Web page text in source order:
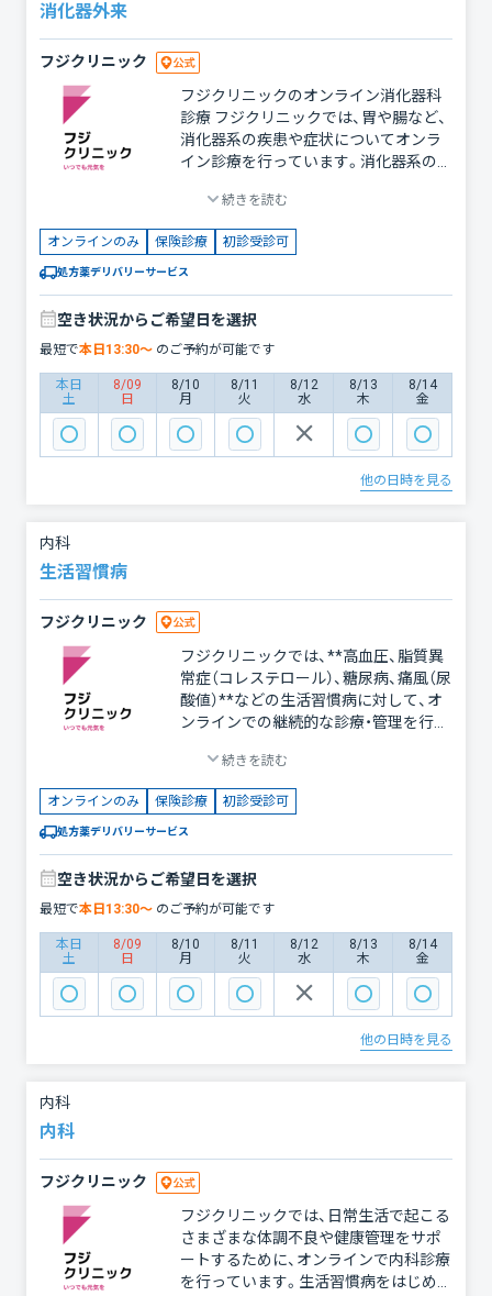
るアドバイスも提供します。 循環器系
の健康を守るために 循環器疾患は、早
期の対応がその後の健康状態に大きく
影響します。フジクリニックのオンライ
ン循環器内科診療を活用し、健康管理を
始めてみませんか？ 体調に少しでも不
安がある方は、ぜひお気軽にご相談くだ
さい。フジクリニックが、あなたの健康
では診療費以外の費用はかかりません。
消化器外来
フジクリニック
フジクリニックのオンライン消化器科
診療 フジクリニックでは、胃や腸など、
消化器系の疾患や症状についてオンラ
イン診療を行っています。消化器系の不
め、早めの診療が重要です。当院では症
状の緩和や改善をサポートいたします。
対応可能な症状・疾患 ・胃や腸のトラブ
ル 胃の痛みや胸やけ（逆流性食道炎） げ
っぷ、胃もたれ 下痢、便秘、腹部膨満感 ・
急性・慢性疾患 急性胃腸炎 過敏性腸症
気、嘔吐 フジクリニックの特長 ・症状を
丁寧にお伺いし、消化器疾患に特化した
治療や生活指導を行います。必要に応じ
て、専門的な検査や対面診療を推奨しま
す。 ・保険適用で安心 診療は健康保険が
適用されますので、費用面でも安心して
ご利用いただけます。 ・オンラインで便
のアドバイスも充実 消化器系の不調に
は、生活習慣の見直しが重要です。食事
やストレス管理に関する具体的なアド
バイスも行っています。 消化器系の症
状は早めの診療を 消化器系の不調は放
置すると悪化する可能性があります。少
しでも気になる症状があれば、フジクリ
ニックのオンライン消化器科診療をご
サポートいたします。お気軽にご相談く
続きを読む
オンラインのみ 保険診療 初診受診可
処方薬デリバリーサービス
空き状況からご希望日を選択
最短で本日13:30〜 のご予約が可能です
本日
土
8/09
日
8/10
月
8/11
火
8/12
水
8/13
木
8/14
金
他の日時を見る
内科
生活習慣病
フジクリニック
フジクリニックでは、**高血圧、脂質異
常症（コレステロール）、糖尿病、痛風（尿
酸値）**などの生活習慣病に対して、オ
ンラインでの継続的な診療・管理を行っ
ルの中で、生活習慣病の早期発見と継続
的な治療は、将来の重大な疾患（心筋梗
塞・脳梗塞など）を予防するために非常
に重要です。当院では、患者様一人ひと
りの状態に合わせた丁寧な対応を心が
けており、ご自宅にいながら安心してご
症：血圧のコントロールと薬の調整 脂質
異常症：LDLコレステロール、中性脂肪な
どの管理 糖尿病：HbA1cや血糖値のモニ
タリングと治療方針の相談 痛風／高尿
酸血症：尿酸値のコントロールと予防指
フォロー 定期的な経過観察やお薬の
お急ぎの場合も他の診療枠をご案内で
きるので、安心してご相談いただけま
す。 このような方におすすめです： 健診
で異常を指摘されたが、どこに相談すれ
ばいいか迷っている 忙しくて病院に通
う時間が取れない 自宅で継続的に数値
続きを読む
オンラインのみ 保険診療 初診受診可
処方薬デリバリーサービス
空き状況からご希望日を選択
最短で本日 13:30〜 のご予約が可能です
本日
土
8/09
日
8/10
月
8/11
火
8/12
水
8/13
木
8/14
金
他の日時を見る
内科
内科
フジクリニック
フジクリニックでは、日常生活で起こる
さまざまな体調不良や健康管理をサポ
ートするために、オンラインで内科診療
を行っています。生活習慣病をはじめ、